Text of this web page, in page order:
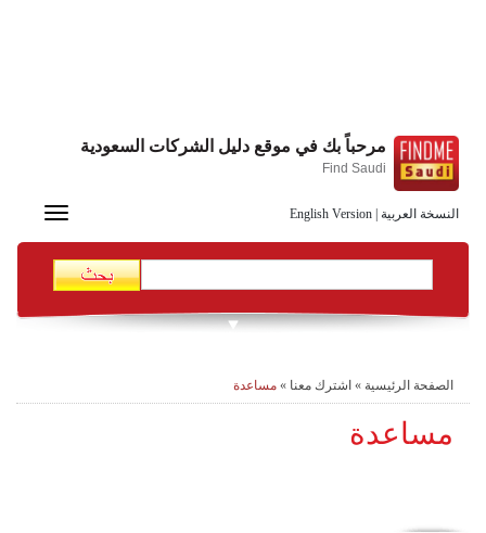
النسخة العربية English Version
مرحباً بك في موقع دليل الشركات السعودية
Find Saudi
Toggle
الصفحة الرئيسية » اشترك معنا » مساعدة
مساعدة